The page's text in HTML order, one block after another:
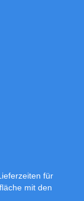
für
mit den